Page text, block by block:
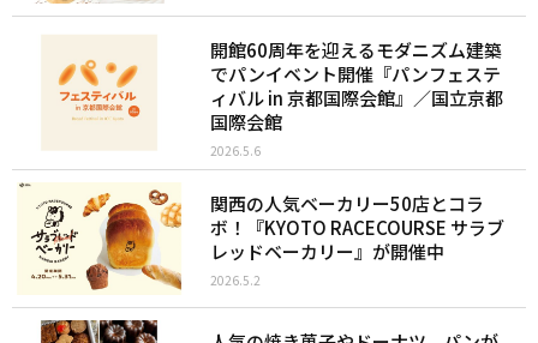
開館60周年を迎えるモダニズム建築
でパンイベント開催『パンフェステ
ィバル in 京都国際会館』／国立京都
国際会館
2026.5.6
関西の人気ベーカリー50店とコラ
ボ！『KYOTO RACECOURSE サラブ
レッドベーカリー』が開催中
2026.5.2